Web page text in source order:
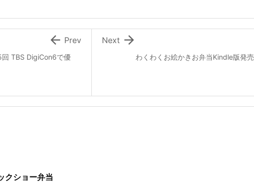
わくわくお絵かきお弁当Kindle版発売

Next
TBS DigiCon6で優
 Prev
クショー弁当